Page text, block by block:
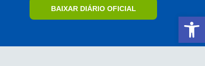
BAIXAR DIÁRIO OFICIAL